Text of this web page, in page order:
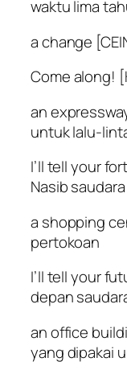
waktu lima
a change
Come along!
an
untuk lalu-
I’ll tell your
Nasib
a shopping
pertokoan
I’ll tell your
depan
an office
yang dipakai